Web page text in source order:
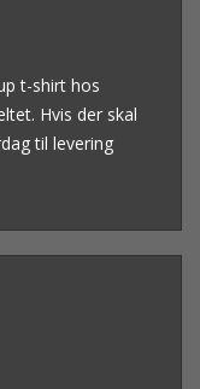
t-shirt hos
Hvis der skal
til levering